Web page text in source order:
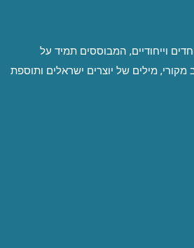
וייחודיים, המבוססים תמיד על
מקורי, מילים של יוצרים ישראלים ותוספת